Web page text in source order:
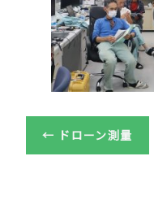
← ドローン測量